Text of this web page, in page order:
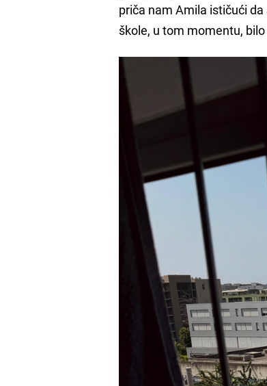
priča nam Amila ističući
škole, u tom momentu,